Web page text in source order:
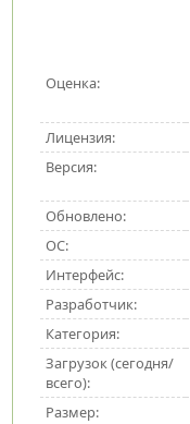
Оценка:
Лицензия:
Версия:
Обновлено:
ОС:
Интерфейс:
Разработчик:
Категория:
Загрузок (сегодня/
всего):
Размер: